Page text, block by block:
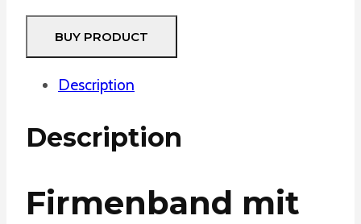
BUY PRODUCT
Description
Description
Firmenband mit